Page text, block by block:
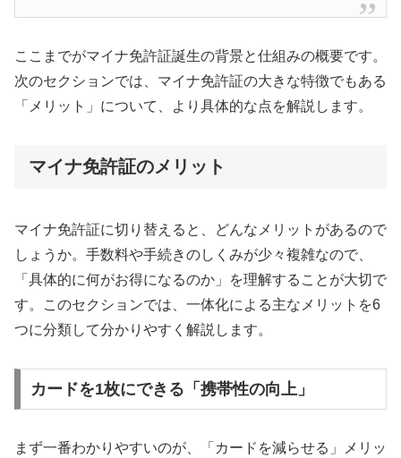
ここまでがマイナ免許証誕生の背景と仕組みの概要です。
次のセクションでは、マイナ免許証の大きな特徴でもある
「メリット」について、より具体的な点を解説します。
マイナ免許証のメリット
マイナ免許証に切り替えると、どんなメリットがあるので
しょうか。手数料や手続きのしくみが少々複雑なので、
「具体的に何がお得になるのか」を理解することが大切で
す。このセクションでは、一体化による主なメリットを6
つに分類して分かりやすく解説します。
カードを1枚にできる「携帯性の向上」
まず一番わかりやすいのが、「カードを減らせる」メリッ